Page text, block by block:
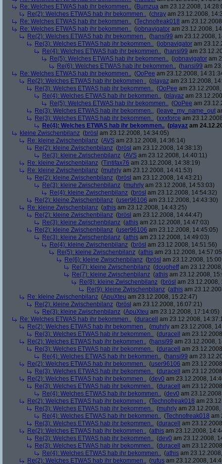
Re: Welches ETWAS hab ihr bekommen.. (Bumzua am 23.12.2008,
Re(2): Welches ETWAS hab ihr bekommen.. (chray am 23.12.2008,
Re: Welches ETWAS hab ihr bekommen.. (Technofreak018 am
Re: Welches ETWAS hab ihr bekommen.. (jobnavigator am 23.12.2008,
Re(2): Welches ETWAS hab ihr bekommen.. (hansi99 am 23.12.2008,
Re(3): Welches ETWAS hab ihr bekommen.. (jobnavigator am
Re(4): Welches ETWAS hab ihr bekommen.. (hansi99 am
Re(5): Welches ETWAS hab ihr bekommen.. (jobnavigator am
Re(6): Welches ETWAS hab ihr bekommen.. (hansi99 am
Re: Welches ETWAS hab ihr bekommen.. (OoPee am 23.12.2008,
Re(2): Welches ETWAS hab ihr bekommen.. (playaz am 23.12.2008,
Re(3): Welches ETWAS hab ihr bekommen.. (OoPee am
Re(4): Welches ETWAS hab ihr bekommen.. (playaz am
Re(5): Welches ETWAS hab ihr bekommen.. (OoPee am
Re(3): Welches ETWAS hab ihr bekommen.. ( leave_my_name_out
Re(3): Welches ETWAS hab ihr bekommen.. (xxxforce am
Re(4): Welches ETWAS hab ihr bekommen.. (playaz am
kleine Zwischenbilanz (brösl am 23.12.2008, 14:34:05)
Re: kleine Zwischenbilanz (AVS am 23.12.2008, 14:36:14)
Re(2): kleine Zwischenbilanz (brösl am 23.12.2008, 14:38:13)
Re(3): kleine Zwischenbilanz (AVS am 23.12.2008, 14:40:11)
Re: kleine Zwischenbilanz (Tintifax76 am 23.12.2008, 14:38:19)
Re: kleine Zwischenbilanz (muhrly am 23.12.2008, 14:41:53)
Re(2): kleine Zwischenbilanz (brösl am 23.12.2008, 14:43:21)
Re(3): kleine Zwischenbilanz (muhrly am 23.12.2008, 14:53:03)
Re(4): kleine Zwischenbilanz (brösl am 23.12.2008, 14:54:32)
Re(2): kleine Zwischenbilanz (user96106 am 23.12.2008, 14:43:30)
Re: kleine Zwischenbilanz (athis am 23.12.2008, 14:43:25)
Re(2): kleine Zwischenbilanz (brösl am 23.12.2008, 14:44:47)
Re(3): kleine Zwischenbilanz (athis am 23.12.2008, 14:47:03)
Re(2): kleine Zwischenbilanz (user96106 am 23.12.2008, 14:45:05)
Re(3): kleine Zwischenbilanz (athis am 23.12.2008, 14:49:03)
Re(4): kleine Zwischenbilanz (brösl am 23.12.2008, 14:51:56)
Re(5): kleine Zwischenbilanz (athis am 23.12.2008,
Re(6): kleine Zwischenbilanz (brösl am 23.12.2008,
Re(7): kleine Zwischenbilanz (dougheffam
Re(7): kleine Zwischenbilanz (athis am 23.12.2008,
Re(8): kleine Zwischenbilanz (brösl am 23.12.2008,
Re(9): kleine Zwischenbilanz (athis am
Re: kleine Zwischenbilanz (ApuXteu am 23.12.2008, 15:22:47)
Re(2): kleine Zwischenbilanz (brösl am 23.12.2008, 16:07:21)
Re(3): kleine Zwischenbilanz (ApuXteu am 23.12.2008, 17:14:05)
Re: Welches ETWAS hab ihr bekommen.. (duracell
am 23.12.2008,
Re(2): Welches ETWAS hab ihr bekommen.. (muhrly am 23.12.2008,
Re(3): Welches ETWAS hab ihr bekommen.. (duracell
am
Re(2): Welches ETWAS hab ihr bekommen.. (hansi99 am 23.12.2008,
Re(3): Welches ETWAS hab ihr bekommen.. (duracell
am
Re(4): Welches ETWAS hab ihr bekommen.. (hansi99 am
Re(2): Welches ETWAS hab ihr bekommen.. (user96106 am
Re(3): Welches ETWAS hab ihr bekommen.. (duracell
am
Re(2): Welches ETWAS hab ihr bekommen.. (dev0 am 23.12.2008,
Re(3): Welches ETWAS hab ihr bekommen.. (duracell
am
Re(4): Welches ETWAS hab ihr bekommen.. (dev0 am
Re(2): Welches ETWAS hab ihr bekommen.. (Technofreak018 am
Re(3): Welches ETWAS hab ihr bekommen.. (muhrly am
Re(4): Welches ETWAS hab ihr bekommen.. (Technofreak018 am
Re(3): Welches ETWAS hab ihr bekommen.. (duracell
am
Re(2): Welches ETWAS hab ihr bekommen.. (athis am 23.12.2008,
Re(3): Welches ETWAS hab ihr bekommen.. (dev0 am 23.12.2008,
Re(3): Welches ETWAS hab ihr bekommen.. (duracell
am
Re(4): Welches ETWAS hab ihr bekommen.. (athis am
Re(2): Welches ETWAS hab ihr bekommen.. (rufus am 23.12.2008,